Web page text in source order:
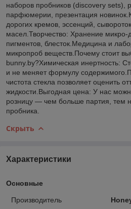
наборов пробников (discovery sets),
парфюмерии, презентация
дорогих кремов, эссенций,
масел.Творчество: Хранение микро-
пигментов, блесток.Медицина и
микропроб веществ.Почему стоит
bunny.by?Химическая инертность:
и не меняет формулу
чистота стекла позволяет оценить
жидкости.Выгодная цена: У нас
розницу — чем больше партия, тем
пробника.
Скрыть
Характеристики
Основные
Производитель